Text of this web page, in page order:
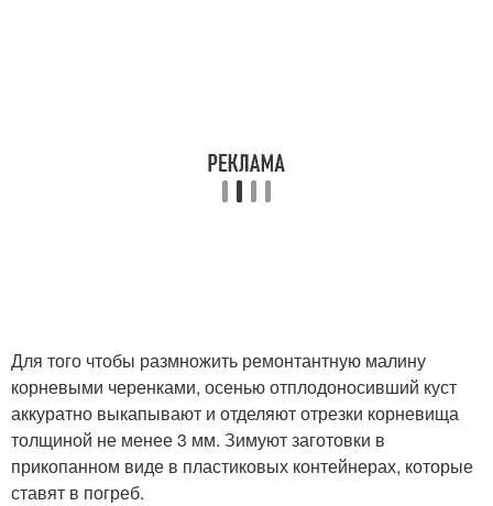
Для того чтобы размножить ремонтантную малину
корневыми черенками, осенью отплодоносивший куст
аккуратно выкапывают и отделяют отрезки корневища
толщиной не менее 3 мм. Зимуют заготовки в
прикопанном виде в пластиковых контейнерах, которые
ставят в погреб.